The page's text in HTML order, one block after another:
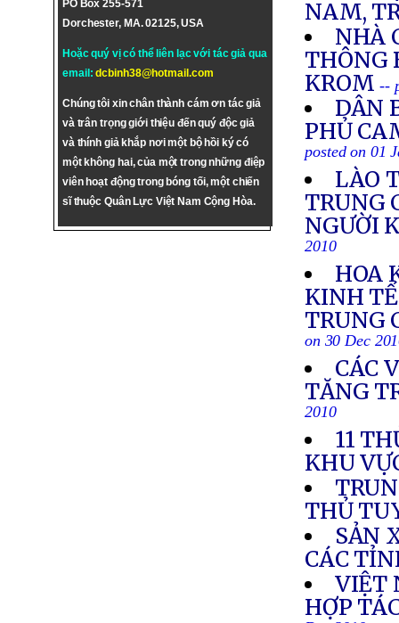
PO Box 255-571
Dorchester, MA. 02125, USA
Hoặc quý vị có thể liên lạc với tác giả qua
email:dcbinh38@hotmail.com
Chúng tôi xin chân thành cám ơn tác giả
và trân trọng giới thiệu đến quý độc giả
và thính giả khắp nơi một bộ hồi ký có
một không hai, của một trong những điệp
viên hoạt động trong bóng tối, một chiến
sĩ thuộc Quân Lực Việt Nam Cộng Hòa.
NAM,
NHÀ
THÔNG
KROM --
DÂN
PHỦ
posted on 01
LÀO
TRUNG
NGƯỜI
2010
HOA
KINH
TRUNG
on 30 Dec
CÁC
TĂNG
2010
11
KHU
THỦ
SẢN
CÁC
VIỆT
HỢP